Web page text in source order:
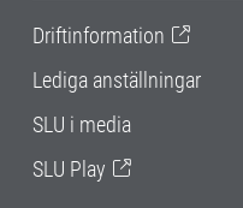
Driftinformation
Lediga anställningar
SLU i media
SLU Play